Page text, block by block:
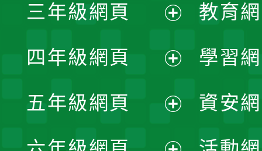
選
單
開
選
單
三年級網頁
開
選
單
四年級網頁
開
五年級網頁
教育
學習
資安